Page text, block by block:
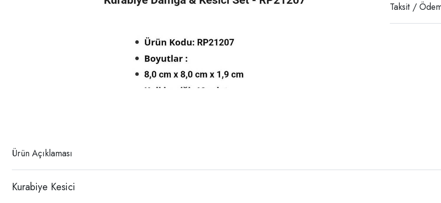
Taksit /
Ürün Açıklaması
Kurabiye Kesici